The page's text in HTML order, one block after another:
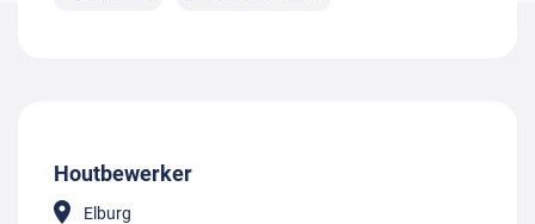
Houtbewerker
Elburg